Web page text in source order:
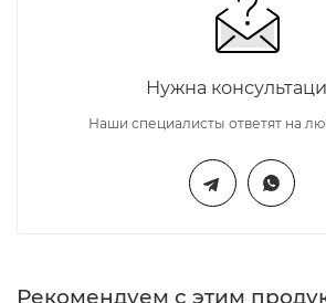
Нужна
Наши специалисты ответят на
Рекомендуем с этим